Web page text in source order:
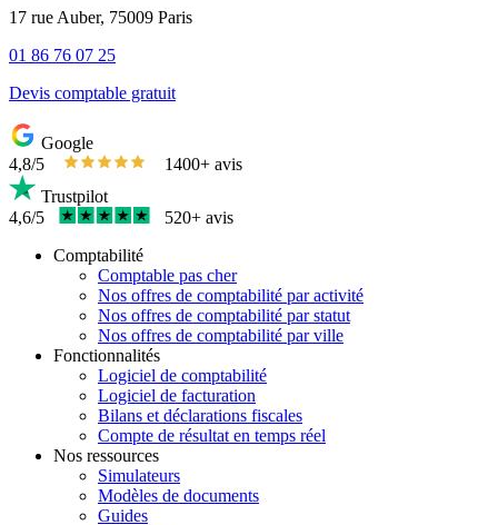
17 rue Auber, 75009 Paris
01 86 76 07 25
Devis comptable gratuit
Google
4,8/5
1400+ avis
Trustpilot
4,6/5
520+ avis
Comptabilité
Comptable pas cher
Nos offres de comptabilité par activité
Nos offres de comptabilité par statut
Nos offres de comptabilité par ville
Fonctionnalités
Logiciel de comptabilité
Logiciel de facturation
Bilans et déclarations fiscales
Compte de résultat en temps réel
Nos ressources
Simulateurs
Modèles de documents
Guides